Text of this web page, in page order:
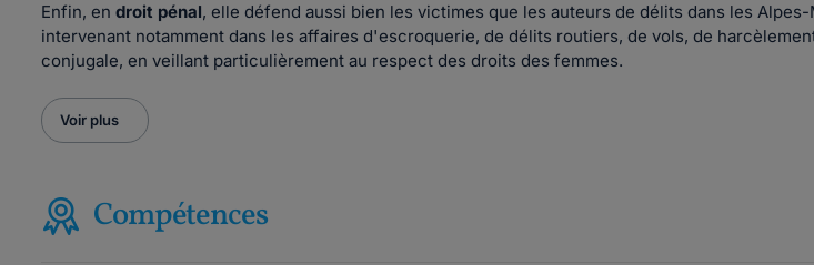
Enfin, en droit pénal, elle défend aussi bien les victimes que les auteurs de délits dans les
intervenant notamment dans les affaires d'escroquerie, de délits routiers, de vols, de
conjugale, en veillant particulièrement au respect des droits des femmes.
Voir plus
Compétences